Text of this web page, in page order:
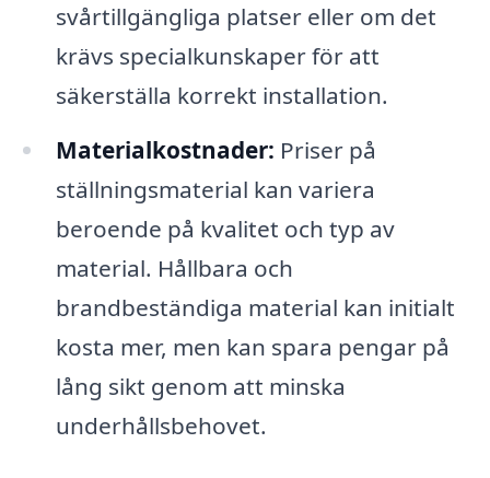
svårtillgängliga platser eller om det
krävs specialkunskaper för att
säkerställa korrekt installation.
Materialkostnader: Priser på
ställningsmaterial kan variera
beroende på kvalitet och typ av
material. Hållbara och
brandbeständiga material kan initialt
kosta mer, men kan spara pengar på
lång sikt genom att minska
underhållsbehovet.